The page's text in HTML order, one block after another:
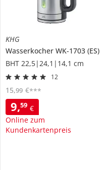
KHG
Wasserkocher WK-1703 (ES)
BHT 22,5|24,1|14,1 cm
12
9,59 €
Online zum
Kundenkartenpreis
15,99 €***